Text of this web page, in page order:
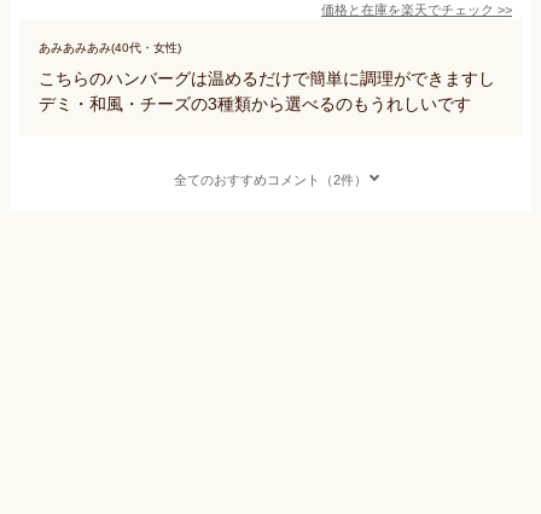
価格と在庫を楽天でチェック >>
あみあみあみ(40代・女性)
こちらのハンバーグは温めるだけで簡単に調理ができますし
デミ・和風・チーズの3種類から選べるのもうれしいです
全てのおすすめコメント（2件）